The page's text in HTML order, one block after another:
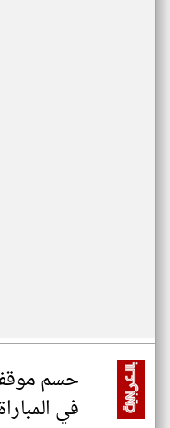
حسم
في